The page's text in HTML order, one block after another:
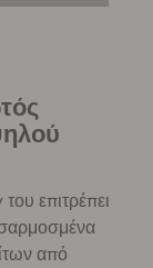
επιτρέπει
από